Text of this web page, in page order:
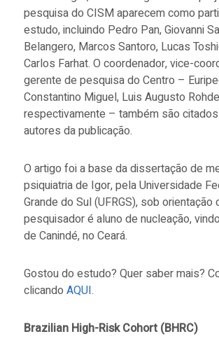
pesquisa do CISM aparecem como
estudo, incluindo Pedro Pan, Giovanni
Belangero, Marcos Santoro, Lucas
Carlos Farhat. O coordenador, vice-
gerente de pesquisa do Centro –
Constantino Miguel, Luis Augusto
respectivamente – também são
autores da publicação.
O artigo foi a base da dissertação de
psiquiatria de Igor, pela Universidade
Grande do Sul (UFRGS), sob orientação
pesquisador é aluno de nucleação,
de Canindé, no Ceará.
Gostou do estudo? Quer saber mais?
clicando AQUI.
Brazilian High-Risk Cohort (BHRC)